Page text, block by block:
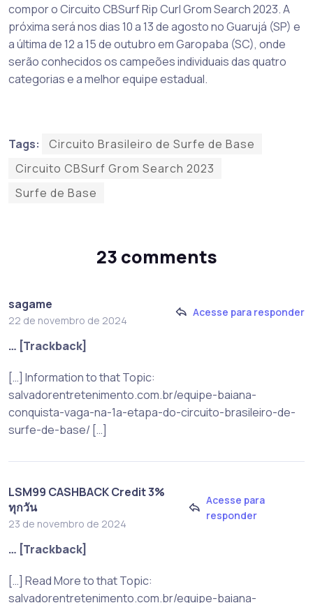
compor o Circuito CBSurf Rip Curl Grom Search 2023. A
próxima será nos dias 10 a 13 de agosto no Guarujá (SP) e
a última de 12 a 15 de outubro em Garopaba (SC), onde
serão conhecidos os campeões individuais das quatro
categorias e a melhor equipe estadual.
Tags:
Circuito Brasileiro de Surfe de Base
Circuito CBSurf Grom Search 2023
Surfe de Base
23 comments
sagame
22 de novembro de 2024
Acesse para responder
… [Trackback]
[…] Information to that Topic:
salvadorentretenimento.com.br/equipe-baiana-
conquista-vaga-na-1a-etapa-do-circuito-brasileiro-de-
surfe-de-base/ […]
LSM99 CASHBACK Credit 3%
ทุกวัน
23 de novembro de 2024
Acesse para
responder
… [Trackback]
[…] Read More to that Topic:
salvadorentretenimento.com.br/equipe-baiana-